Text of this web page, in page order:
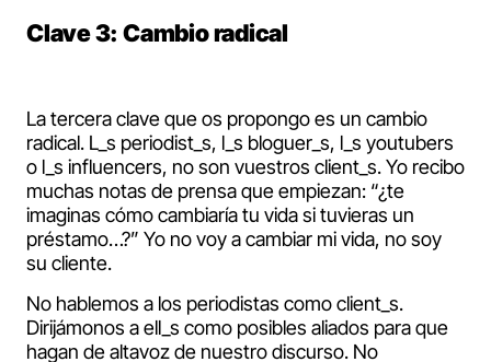
Clave 3: Cambio radical
La tercera clave que os propongo es un cambio
radical. L_s periodist_s, l_s bloguer_s, l_s youtubers
o l_s influencers, no son vuestros client_s. Yo recibo
muchas notas de prensa que empiezan: “¿te
imaginas cómo cambiaría tu vida si tuvieras un
préstamo…?” Yo no voy a cambiar mi vida, no soy
su cliente.
No hablemos a los periodistas como client_s.
Dirijámonos a ell_s como posibles aliados para que
hagan de altavoz de nuestro discurso. No